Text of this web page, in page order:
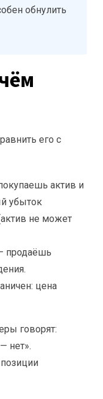
обнулить
его с
актив и
убыток
не может
продаёшь
цена
говорят:
нет».